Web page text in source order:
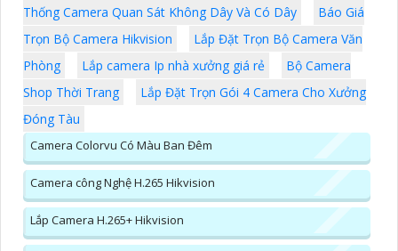
Thống Camera Quan Sát Không Dây Và Có Dây
Báo Giá
Trọn Bộ Camera Hikvision
Lắp Đặt Trọn Bộ Camera Văn
Phòng
Lắp camera Ip nhà xưởng giá rẻ
Bộ Camera
Shop Thời Trang
Lắp Đặt Trọn Gói 4 Camera Cho Xưởng
Đóng Tàu
Camera Colorvu Có Màu Ban Đêm
Camera công Nghệ H.265 Hikvision
Lắp Camera H.265+ Hikvision